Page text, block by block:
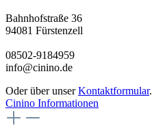
Bahnhofstraße 36
94081 Fürstenzell
08502-9184959
info@cinino.de
Oder über unserKontaktformular.
Cinino Informationen